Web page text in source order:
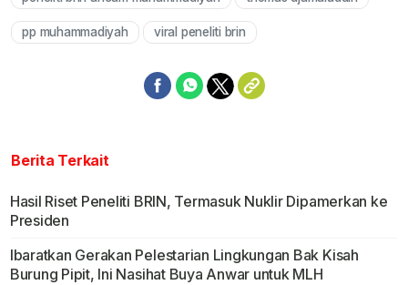
pp muhammadiyah viral peneliti brin
Berita Terkait
Hasil Riset Peneliti BRIN, Termasuk Nuklir Dipamerkan ke
Presiden
Ibaratkan Gerakan Pelestarian Lingkungan Bak Kisah
Burung Pipit, Ini Nasihat Buya Anwar untuk MLH